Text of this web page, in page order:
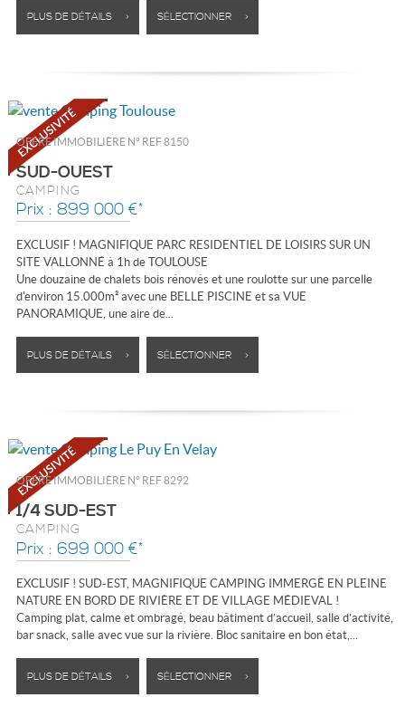
PLUS DE DÉTAILS > SÉLECTIONNER >
OFFRE IMMOBILIÈRE N° REF 8150
SUD-OUEST
CAMPING
Prix : 899 000 €*
EXCLUSIF ! MAGNIFIQUE PARC RESIDENTIEL DE LOISIRS SUR UN
SITE VALLONNÉ à 1h de TOULOUSE
Une douzaine de chalets bois rénovés et une roulotte sur une parcelle
d'environ 15.000m² avec une BELLE PISCINE et sa VUE
PANORAMIQUE, une aire de...
PLUS DE DÉTAILS > SÉLECTIONNER >
OFFRE IMMOBILIÈRE N° REF 8292
1/4 SUD-EST
CAMPING
Prix : 699 000 €*
EXCLUSIF ! SUD-EST, MAGNIFIQUE CAMPING IMMERGÉ EN PLEINE
NATURE EN BORD DE RIVIÈRE ET DE VILLAGE MÉDIEVAL !
Camping plat, calme et ombragé, beau bâtiment d’accueil, salle d’activité,
bar snack, salle avec vue sur la rivière. Bloc sanitaire en bon état,...
PLUS DE DÉTAILS > SÉLECTIONNER >